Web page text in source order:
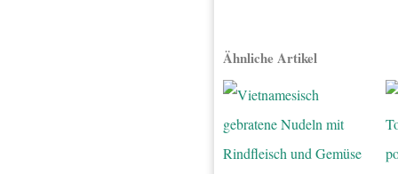
Ähnliche Artikel